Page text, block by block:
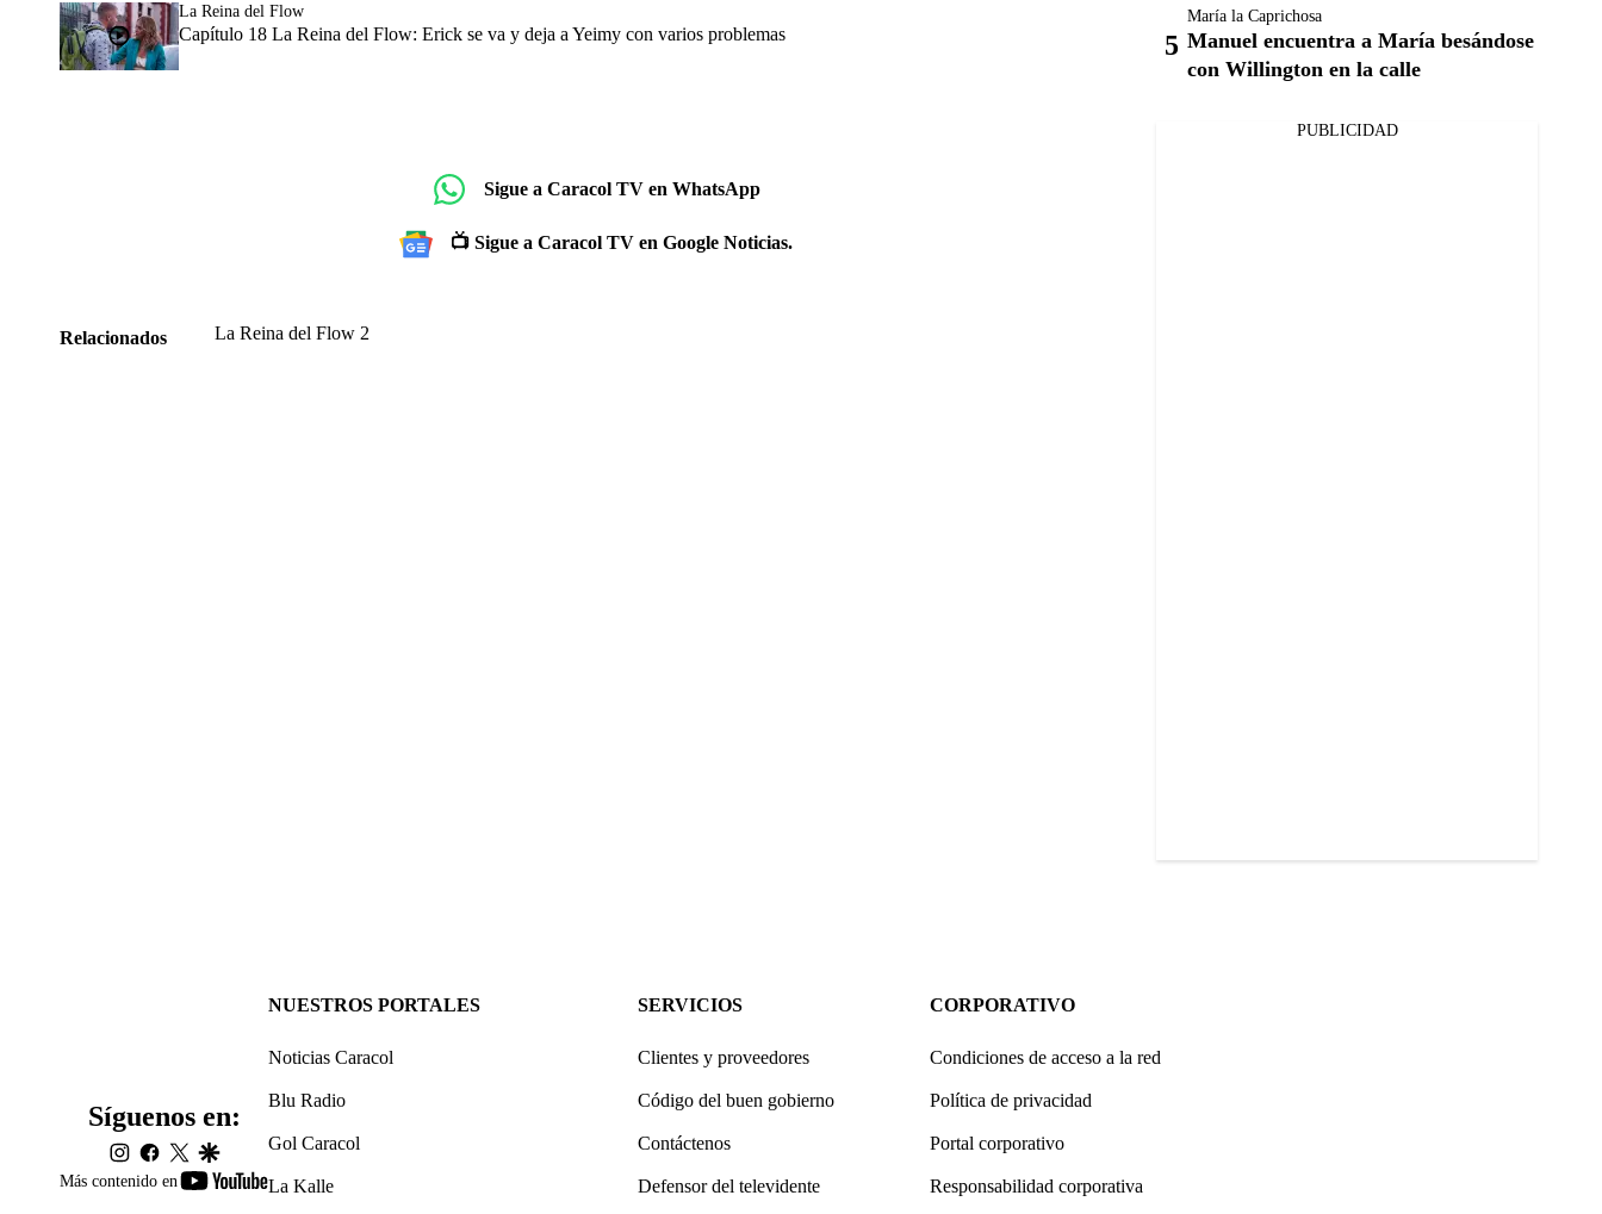
La Reina del Flow
Capítulo 18 La Reina del Flow: Erick se va y deja a Yeimy con varios problemas
Sigue a Caracol TV en WhatsApp
📺 Sigue a Caracol TV en Google Noticias.
Relacionados La Reina del Flow 2
María la Caprichosa
Manuel encuentra a María besándose
con Willington en la calle
PUBLICIDAD
Más contenido en
youtube-
Síguenos en:
instagram
facebook
twittergoogle
NUESTROS PORTALES
Noticias Caracol
Blu Radio
Gol Caracol
La Kalle
SERVICIOS
Clientes y proveedores
Código del buen gobierno
Contáctenos
Defensor del televidente
CORPORATIVO
Condiciones de acceso a la red
Política de privacidad
Portal corporativo
Responsabilidad corporativa